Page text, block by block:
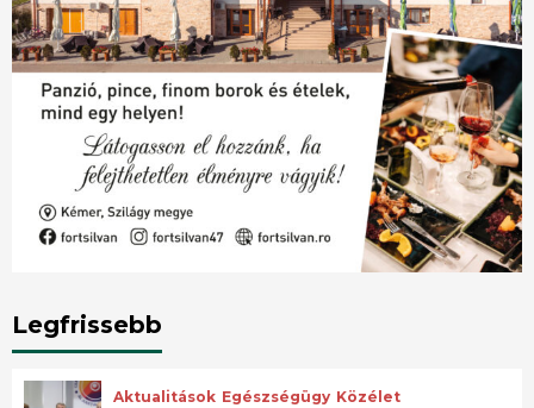
Legfrissebb
Aktualitások Egészségügy Közélet